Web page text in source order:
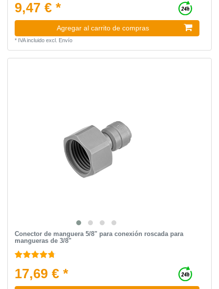
9,47 € *
Agregar al carrito de compras
* IVA incluidoexcl. Envío
Conector de manguera 5/8" para conexión roscada para
mangueras de 3/8"
17,69 € *